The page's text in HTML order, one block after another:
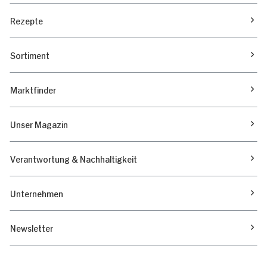
Rezepte
Sortiment
Marktfinder
Unser Magazin
Verantwortung & Nachhaltigkeit
Unternehmen
Newsletter